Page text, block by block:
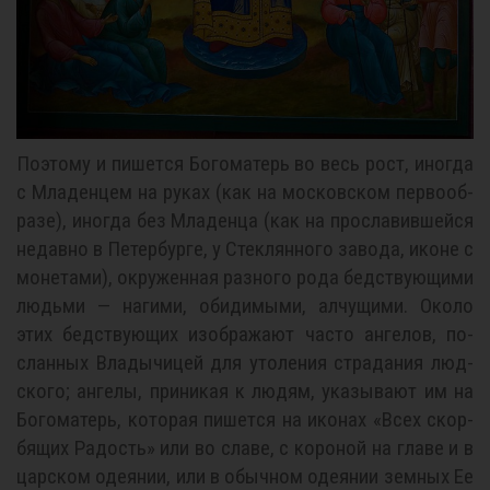
По­это­му и пи­шет­ся Бо­го­ма­терь во весь рост, ино­гда
с Мла­ден­цем на ру­ках (как на мос­ков­ском пер­во­об­
ра­зе), ино­гда без Мла­ден­ца (как на про­сла­вив­шей­ся
недав­но в Пе­тер­бур­ге, у Стек­лян­но­го за­во­да, иконе с
мо­не­та­ми), окру­жен­ная раз­но­го ро­да бед­ству­ю­щи­ми
людь­ми — на­ги­ми, оби­ди­мы­ми, ал­чу­щи­ми. Око­ло
этих бед­ству­ю­щих изо­бра­жа­ют ча­сто ан­ге­лов, по­
слан­ных Вла­ды­чи­цей для уто­ле­ния стра­да­ния люд­
ско­го; ан­ге­лы, при­ни­кая к лю­дям, ука­зы­ва­ют им на
Бо­го­ма­терь, ко­то­рая пи­шет­ся на ико­нах «Всех скор­
бя­щих Ра­дость» или во сла­ве, с ко­ро­ной на гла­ве и в
цар­ском оде­я­нии, или в обыч­ном оде­я­нии зем­ных Ее